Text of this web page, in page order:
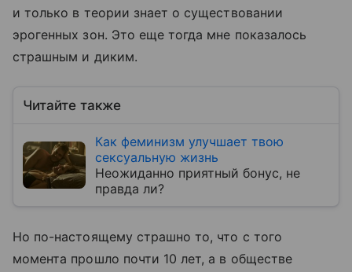
и только в теории знает о существовании
эрогенных зон. Это еще тогда мне показалось
страшным и диким.
Читайте также
Как феминизм улучшает твою
сексуальную жизнь
Неожиданно приятный бонус, не
правда ли?
Но по-настоящему страшно то, что с того
момента прошло почти 10 лет, а в обществе